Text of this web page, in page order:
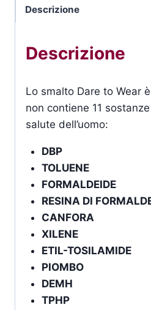
Descrizione
Descrizione
Lo smalto Dare to Wear
non contiene 11
salute dell’uomo:
DBP
TOLUENE
FORMALDEIDE
RESINA DI
CANFORA
XILENE
ETIL-TOSILAMIDE
PIOMBO
DEMH
TPHP